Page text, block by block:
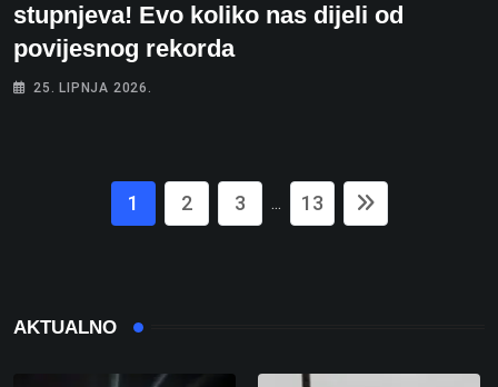
stupnjeva! Evo koliko nas dijeli od
povijesnog rekorda
25. LIPNJA 2026.
1 2 3 ... 13
AKTUALNO